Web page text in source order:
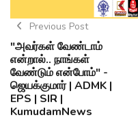
Previous Post
"அவர்கள் வேண்டாம்
என்றால்.. நாங்கள்
வேண்டும் என்போம்" -
ஜெயக்குமார் | ADMK |
EPS | SIR |
KumudamNews